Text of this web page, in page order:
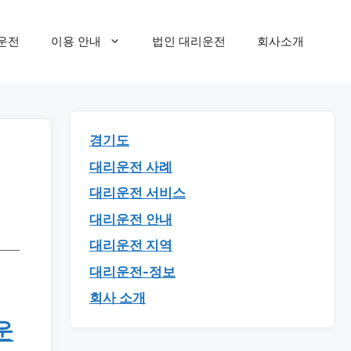
전 이용 안내 법인 대리운전 회사소개
경기도
대리운전 사례
대리운전 서비스
대리운전 안내
대리운전 지역
대리운전-정보
회사 소개